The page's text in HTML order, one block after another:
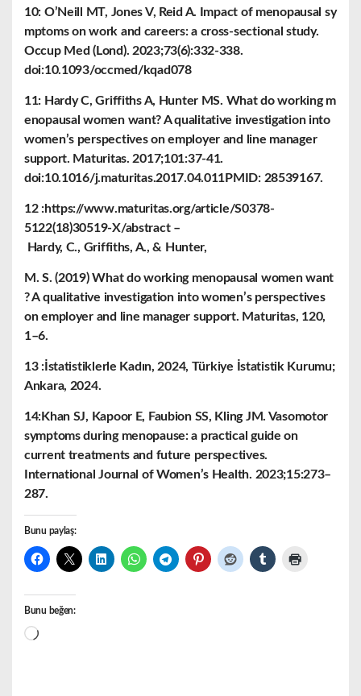
10: O’Neill MT, Jones V, Reid A. Impact of menopausal sy
mptoms on work and careers: a cross-sectional study.
Occup Med (Lond). 2023;73(6):332-338.
doi:10.1093/occmed/kqad078
11: Hardy C, Griffiths A, Hunter MS. What do working m
enopausal women want? A qualitative investigation into
women’s perspectives on employer and line manager
support. Maturitas. 2017;101:37-41.
doi:10.1016/j.maturitas.2017.04.011PMID: 28539167.
12 :https://www.maturitas.org/article/S0378-
5122(18)30519-X/abstract –
Hardy, C., Griffiths, A., & Hunter,
M. S. (2019) What do working menopausal women want
? A qualitative investigation into women’s perspectives
on employer and line manager support. Maturitas, 120,
1–6.
13 :İstatistiklerle Kadın, 2024, Türkiye İstatistik Kurumu;
Ankara, 2024.
14:Khan SJ, Kapoor E, Faubion SS, Kling JM. Vasomotor
symptoms during menopause: a practical guide on
current treatments and future perspectives.
International Journal of Women’s Health. 2023;15:273–
287.
Bunu paylaş:
Bunu beğen:
Yükleniyor...